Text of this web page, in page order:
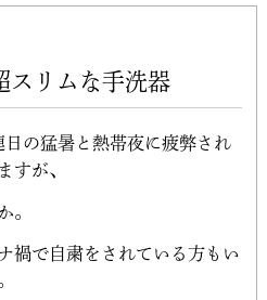
スリムな手洗器
の猛暑と熱帯夜に疲弊され
すが、
。
禍で自粛をされている方もい